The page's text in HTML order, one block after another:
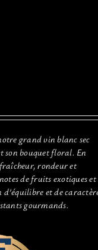
grand vin blanc sec
son bouquet floral. En
rondeur et
de fruits exotiques et
et de
gourmands.